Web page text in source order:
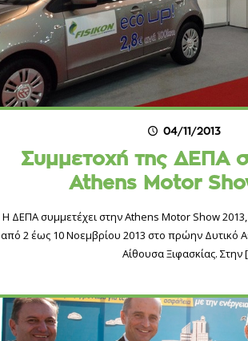
04/11/2013
Συμμετοχή της ΔΕΠΑ
Athens Motor
Η ΔΕΠΑ συμμετέχει στην Athens Motor Show
από 2 έως 10 Νοεμβρίου 2013 στο πρώην Δυτικό
Αίθουσα Ξιφασκίας. Στην